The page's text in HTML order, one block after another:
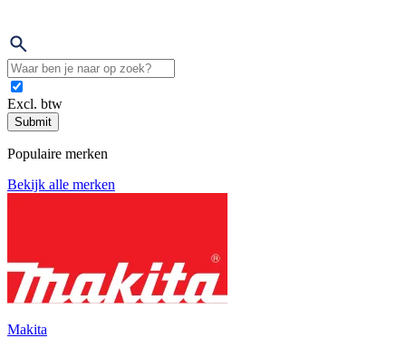
Excl. btw
Submit
Populaire merken
Bekijk alle merken
Makita